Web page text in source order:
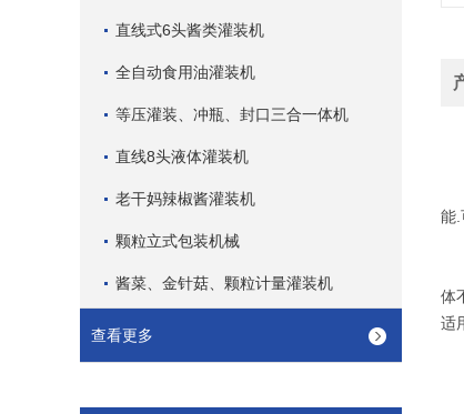
直线式6头酱类灌装机
全自动食用油灌装机
等压灌装、冲瓶、封口三合一体机
直线8头液体灌装机
老干妈辣椒酱灌装机
颗粒立式包装机械
酱菜、金针菇、颗粒计量灌装机
查看更多
能.
体
适